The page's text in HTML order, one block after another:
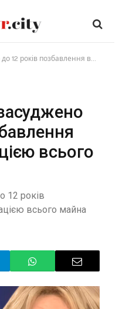
волі з конфіскацією всього майна
всього
12 років
всього майна